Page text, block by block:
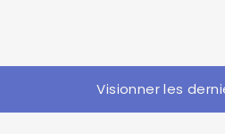
Visionner les